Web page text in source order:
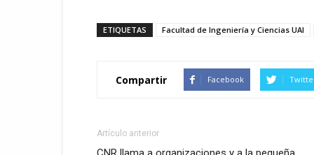
ETIQUETAS Facultad de Ingeniería y Ciencias UAI
Compartir Facebook
Artículo anterior